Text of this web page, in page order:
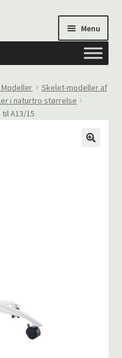
Menu
Skelet-modeller af
i naturtro størrelse
A13/15